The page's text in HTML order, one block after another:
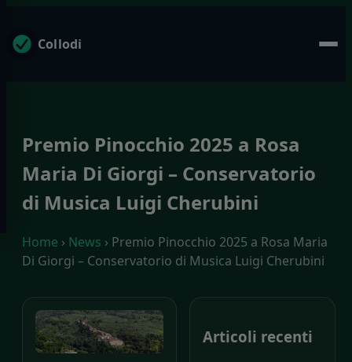
Collodi
Premio Pinocchio 2025 a Rosa
Maria Di Giorgi – Conservatorio
di Musica Luigi Cherubini
Home › News › Premio Pinocchio 2025 a Rosa Maria
Di Giorgi – Conservatorio di Musica Luigi Cherubini
Articoli recenti